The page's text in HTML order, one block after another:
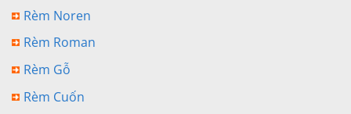
Rèm Noren
Rèm Roman
Rèm Gỗ
Rèm Cuốn